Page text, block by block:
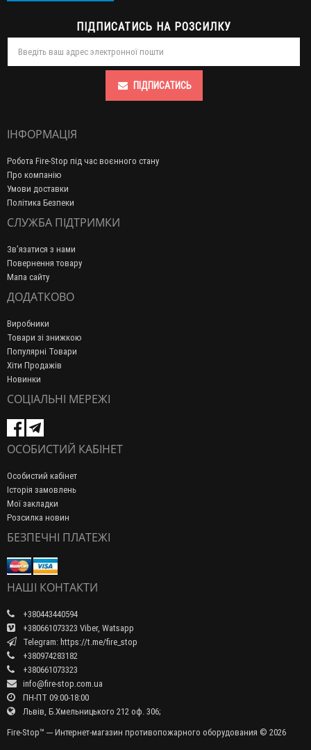
ПІДПИСАТИСЬ НА РОЗСИЛКУ
ПІДПИСАТИСЬ
ІНФОРМАЦІЯ
Робота Fire-Stop під час воєнного стану
Про компанію
Умови доставки
Політика Безпеки
СЛУЖБА ПІДТРИМКИ
Зв’язатися з нами
Повернення товару
Мапа сайту
ДОДАТКОВО
Виробники
Товари зі знижкою
Популярні Товари
Хіти Продажів
Новинки
СОЦІАЛЬНІ МЕРЕЖІ
ОСОБИСТИЙ КАБІНЕТ
Особистий кабінет
Історія замовлень
Мої закладки
Розсилка новин
БЕЗПЕЧНІ ПЛАТЕЖІ
НАШІ КОНТАКТИ
+380443440594
+380661073323 Viber, Watsapp
Telegram: https://t.me/fire_stop
+380974283182
+380661073323
info@fire-stop.com.ua
ПН-ПТ 09:00-18:00
Львів, Б.Хмельницького 212 оф. 306;
Fire-Stop™ ─ Интернет-магазин противопожарного оборудования © 2026